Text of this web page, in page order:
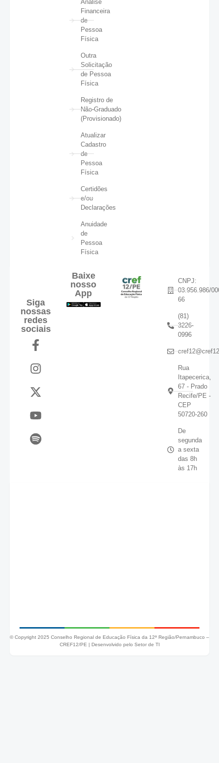
Análise
Financeira
de
Pessoa
Física
Outra
Solicitação
de Pessoa
Física
Registro de
Não-Graduado
(Provisionado)
Atualizar
Cadastro
de
Pessoa
Física
Certidões
e/ou
Declarações
Anuidade
de
Pessoa
Física
Siga
nossas
redes
sociais
Baixe
nosso
App
CNPJ:
03.956.986/
66
(81)
3226-
0996
Rua
Itapecerica,
67 - Prado
Recife/PE -
CEP
50720-260
De
segunda
a sexta
das 8h
às 17h
© Copyright 2025 Conselho Regional de Educação Física da 12ª Região/Pernambuco –
CREF12/PE | Desenvolvido pelo Setor de TI